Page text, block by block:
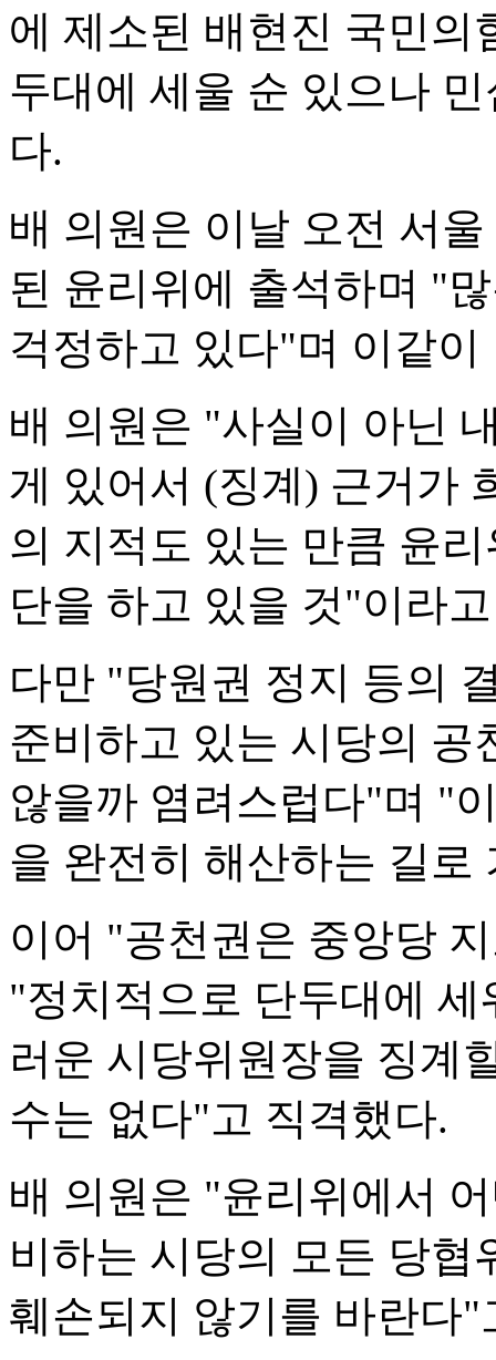
에 제소된 배현진 국민의
두대에 세울 순 있으나
다.
배 의원은 이날 오전 서
된 윤리위에 출석하며 "
걱정하고 있다"며 이같이
배 의원은 "사실이 아닌
게 있어서 (징계) 근거가
의 지적도 있는 만큼 윤
단을 하고 있을 것"이라
다만 "당원권 정지 등의
준비하고 있는 시당의 공
않을까 염려스럽다"며 "
을 완전히 해산하는 길로
이어 "공천권은 중앙당
"정치적으로 단두대에
러운 시당위원장을 징계
수는 없다"고 직격했다.
배 의원은 "윤리위에서
비하는 시당의 모든 당
훼손되지 않기를 바란다"